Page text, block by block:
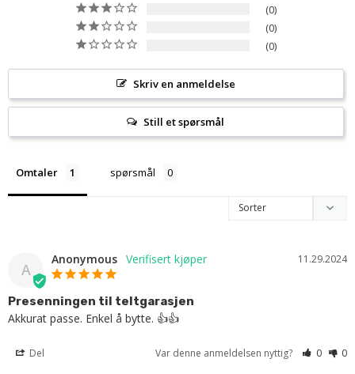
0
0
0
Skriv en anmeldelse
Still et spørsmål
Omtaler spørsmål
A
11.29.2024
Anonymous
Presenningen til teltgarasjen
Akkurat passe. Enkel å bytte. 👍👍
Del Var denne anmeldelsen nyttig? 0 0